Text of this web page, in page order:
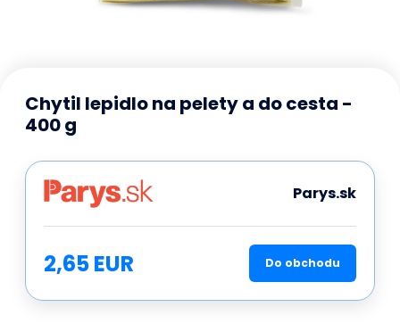
Chytil lepidlo na pelety a do cesta -
400 g
Parys.sk
2,65 EUR Do obchodu